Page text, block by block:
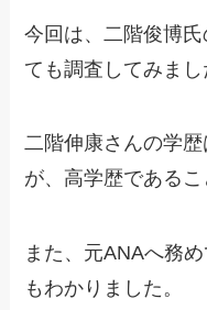
今回は、二階俊博
ても調査してみまし
二階伸康さんの学
が、高学歴であるこ
また、元ANAへ務
もわかりました。